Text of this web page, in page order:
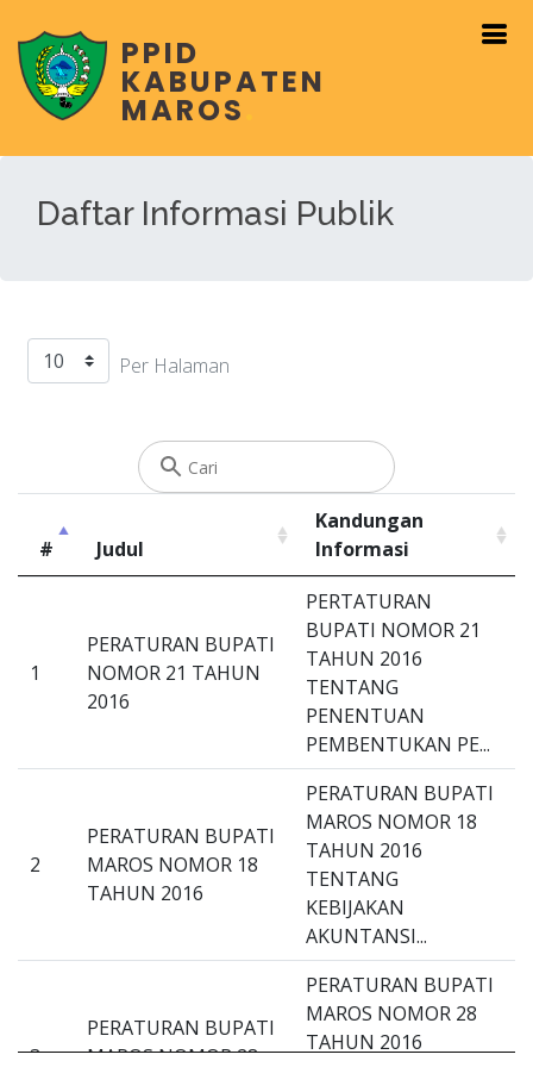
PPID
KABUPATEN
MAROS
Daftar Informasi Publik
Per Halaman
# Judul
Kandungan
Informasi
Kandungan
Informasi
1
PERATURAN BUPATI
NOMOR 21 TAHUN
2016
PERTATURAN
BUPATI NOMOR 21
TAHUN 2016
TENTANG
PENENTUAN
PEMBENTUKAN PE...
2
PERATURAN BUPATI
MAROS NOMOR 18
TAHUN 2016
PERATURAN BUPATI
MAROS NOMOR 18
TAHUN 2016
TENTANG
KEBIJAKAN
AKUNTANSI...
3
PERATURAN BUPATI
MAROS NOMOR 28
PERATURAN BUPATI
MAROS NOMOR 28
TAHUN 2016